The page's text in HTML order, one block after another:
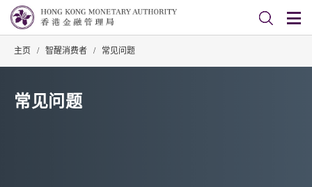
主页 / 智醒消费者 / 常见问题
常见问题